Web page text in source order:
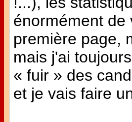
énormément de
première page,
mais j'ai
« fuir » des
et je vais faire